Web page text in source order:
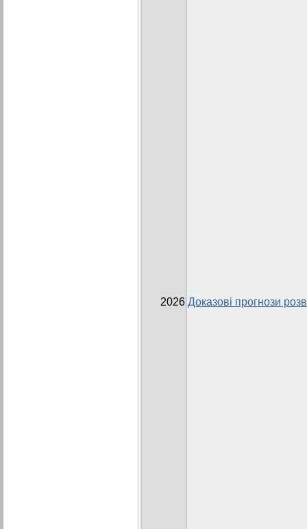
2026 Доказові прогнози